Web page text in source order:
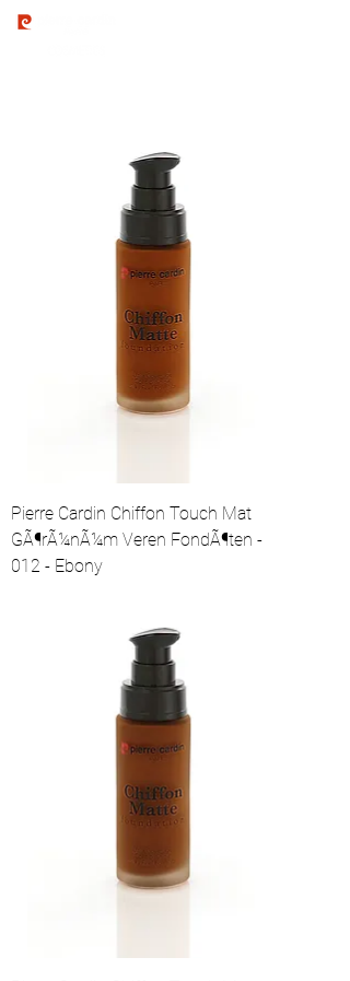
Pierre Cardin Chiffon Touch Mat
GÃ¶rÃ¼nÃ¼m Veren FondÃ¶ten -
012 - Ebony